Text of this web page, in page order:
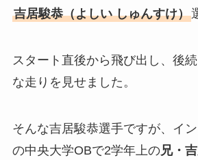
吉居駿恭（よしい しゅんすけ）
スタート直後から飛び出し、後
な走りを見せました。
そんな吉居駿恭選手ですが、イ
の中央大学OBで2学年上の兄・